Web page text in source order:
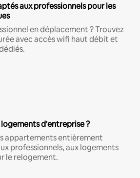
aux professionnels pour les
en déplacement ? Trouvez
avec accès wifi haut débit et
d'entreprise ?
appartements entièrement
professionnels, aux logements
le relogement.